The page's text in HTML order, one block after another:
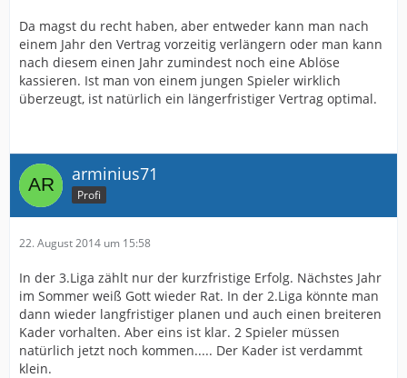
Da magst du recht haben, aber entweder kann man nach
einem Jahr den Vertrag vorzeitig verlängern oder man kann
nach diesem einen Jahr zumindest noch eine Ablöse
kassieren. Ist man von einem jungen Spieler wirklich
überzeugt, ist natürlich ein längerfristiger Vertrag optimal.
arminius71
Profi
22. August 2014 um 15:58
In der 3.Liga zählt nur der kurzfristige Erfolg. Nächstes Jahr
im Sommer weiß Gott wieder Rat. In der 2.Liga könnte man
dann wieder langfristiger planen und auch einen breiteren
Kader vorhalten. Aber eins ist klar. 2 Spieler müssen
natürlich jetzt noch kommen..... Der Kader ist verdammt
klein.